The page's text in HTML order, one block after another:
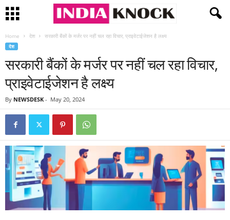
Home देश सरकारी बैंकों के मर्जर पर नहीं चल रहा विचार, प्राइवेटाईजेशन है लक्ष्य
देश
सरकारी बैंकों के मर्जर पर नहीं चल रहा विचार,
प्राइवेटाईजेशन है लक्ष्य
By NEWSDESK - May 20, 2024